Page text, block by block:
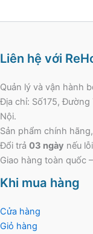
Liên hệ với
Quản lý và vận hành
Địa chỉ: Số175, Đường
Nội.
Sản phẩm chính
Đổi trả 03 ngày nếu
Giao hàng toàn quốc
Khi mua hàng
Cửa hàng
Giỏ hàng